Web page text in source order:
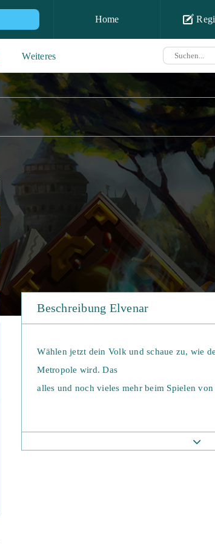
Home
Weiteres
Beschreibung Elvenar
Wählen jetzt dein Volk und schaue zu, wie
Metropole wird. Das
alles und noch vieles mehr beim Spielen von